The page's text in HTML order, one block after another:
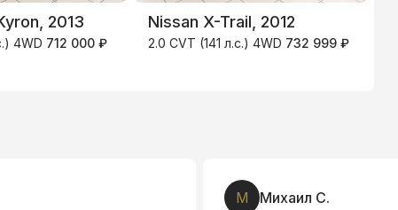
2013
4WD 712 000 ₽
Nissan X-Trail, 2012
2.0 CVT (141 л.с.) 4WD 732 999 ₽
М Михаил С.